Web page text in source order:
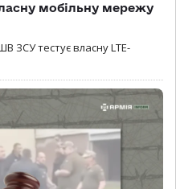
мобільну мережу
ЗСУ тестує власну LTE-